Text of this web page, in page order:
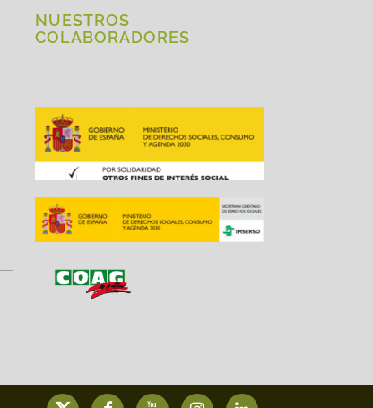
NUESTROS
COLABORADORES